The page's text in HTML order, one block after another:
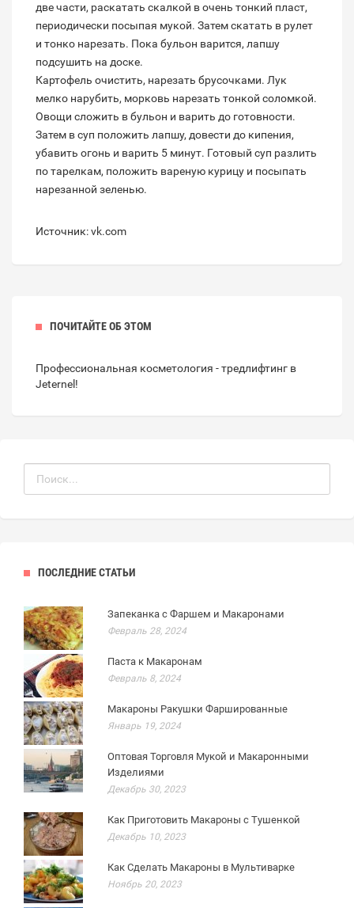
две части, раскатать скалкой в очень тонкий пласт,
периодически посыпая мукой. Затем скатать в рулет
и тонко нарезать. Пока бульон варится, лапшу
подсушить на доске.
Картофель очистить, нарезать брусочками. Лук
мелко нарубить, морковь нарезать тонкой соломкой.
Овощи сложить в бульон и варить до готовности.
Затем в суп положить лапшу, довести до кипения,
убавить огонь и варить 5 минут. Готовый суп разлить
по тарелкам, положить вареную курицу и посыпать
нарезанной зеленью.
Источник: vk.com
ПОЧИТАЙТЕ ОБ ЭТОМ
Профессиональная косметология -тредлифтинг в
Jeternel!
ПОСЛЕДНИЕ СТАТЬИ
Запеканка с Фаршем и Макаронами
Февраль 28, 2024
Паста к Макаронам
Февраль 8, 2024
Макароны Ракушки Фаршированные
Январь 19, 2024
Оптовая Торговля Мукой и Макаронными
Изделиями
Декабрь 30, 2023
Как Приготовить Макароны с Тушенкой
Декабрь 10, 2023
Как Сделать Макароны в Мультиварке
Ноябрь 20, 2023